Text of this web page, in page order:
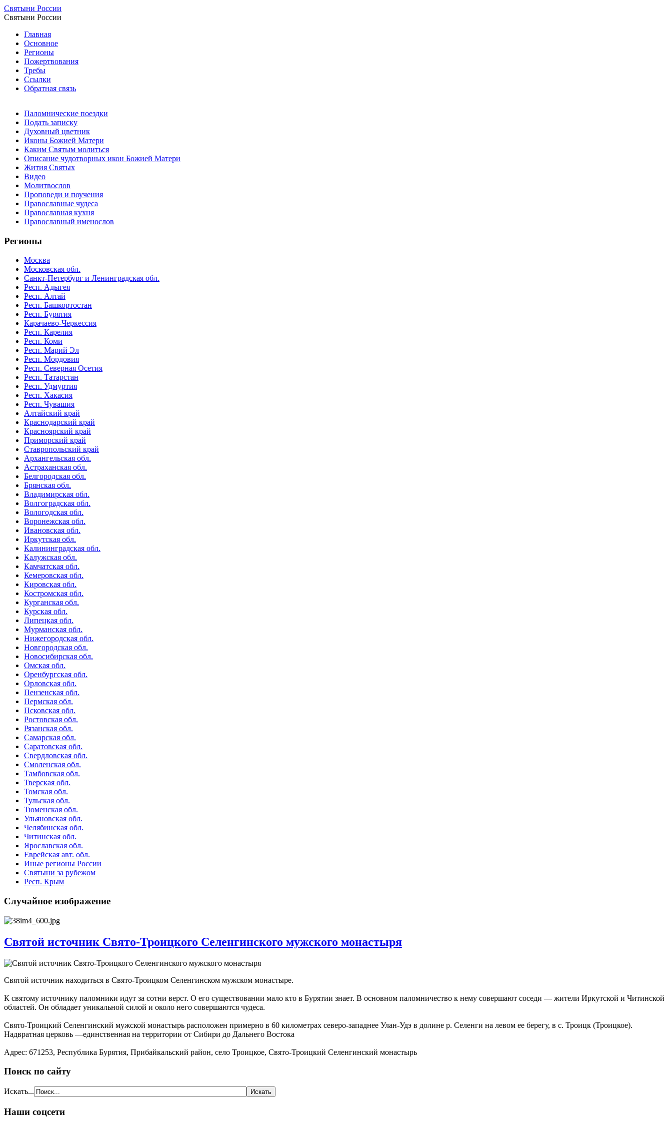
Святыни России
Святыни России
Главная
Основное
Регионы
Пожертвования
Требы
Ссылки
Обратная связь
Паломнические поездки
Подать записку
Духовный цветник
Иконы Божией Матери
Каким Святым молиться
Описание чудотворных икон Божией Матери
Жития Святых
Видео
Молитвослов
Проповеди и поучения
Православные чудеса
Православная кухня
Православный именослов
Регионы
Москва
Московская обл.
Санкт-Петербург и Ленинградская обл.
Респ. Адыгея
Респ. Алтай
Респ. Башкортостан
Респ. Бурятия
Карачаево-Черкессия
Респ. Карелия
Респ. Коми
Респ. Марий Эл
Респ. Мордовия
Респ. Северная Осетия
Респ. Татарстан
Респ. Удмуртия
Респ. Хакасия
Респ. Чувашия
Алтайский край
Краснодарский край
Красноярский край
Приморский край
Ставропольский край
Архангельская обл.
Астраханская обл.
Белгородская обл.
Брянская обл.
Владимирская обл.
Волгоградская обл.
Вологодская обл.
Воронежская обл.
Ивановская обл.
Иркутская обл.
Калининградская обл.
Калужская обл.
Камчатская обл.
Кемеровская обл.
Кировская обл.
Костромская обл.
Курганская обл.
Курская обл.
Липецкая обл.
Мурманская обл.
Нижегородская обл.
Новгородская обл.
Новосибирская обл.
Омская обл.
Оренбургская обл.
Орловская обл.
Пензенская обл.
Пермская обл.
Псковская обл.
Ростовская обл.
Рязанская обл.
Самарская обл.
Саратовская обл.
Свердловская обл.
Смоленская обл.
Тамбовская обл.
Тверская обл.
Томская обл.
Тульская обл.
Тюменская обл.
Ульяновская обл.
Челябинская обл.
Читинская обл.
Ярославская обл.
Еврейская авт. обл.
Иные регионы России
Святыни за рубежом
Респ. Крым
Случайное изображение
Святой источник Свято-Троицкого Селенгинского мужского монастыря
Святой источник находиться в Свято-Троицком Селенгинском мужском монастыре.
К святому источнику паломники идут за сотни верст. О его существовании мало кто в Бурятии знает. В основном паломничество к нему совершают соседи — жители Иркутской и Читинской
областей. Он обладает уникальной силой и около него совершаются чудеса.
Свято-Троицкий Селенгинский мужской монастырь расположен примерно в 60 километрах северо-западнее Улан-Удэ в долине р. Селенги на левом ее берегу, в с. Троицк (Троицкое).
Надвратная церковь —единственная на территории от Сибири до Дальнего Востока
Адрес: 671253, Республика Бурятия, Прибайкальский район, село Троицкое, Свято-Троицкий Селенгинский монастырь
Поиск по сайту
Искать...
Наши соцсети